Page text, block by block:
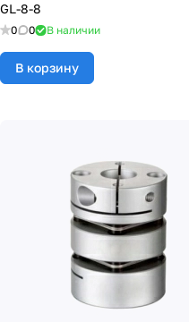
GL-8-8
0 0 В наличии
В корзину